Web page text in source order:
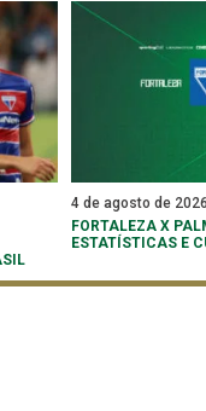
4 de agosto de 2026
FORTALEZA X
ESTATÍSTICAS E